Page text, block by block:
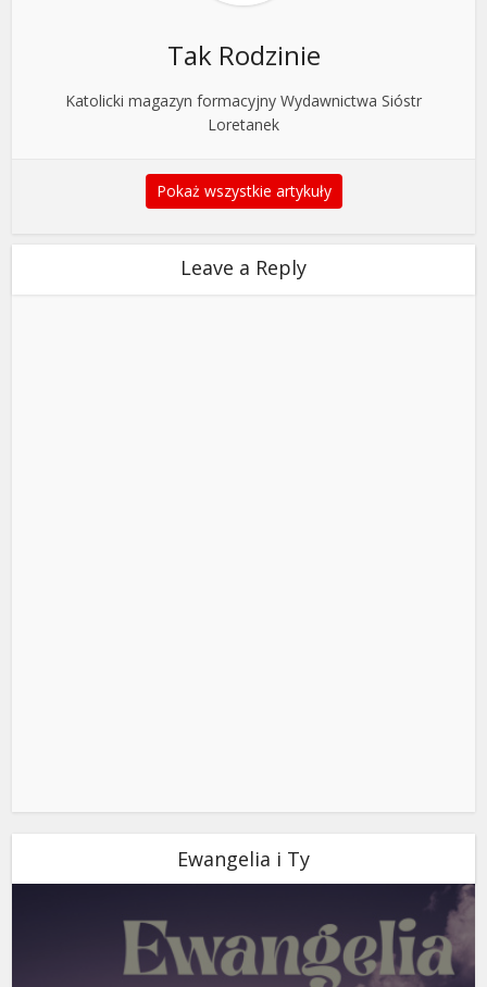
Tak Rodzinie
Katolicki magazyn formacyjny Wydawnictwa Sióstr
Loretanek
Pokaż wszystkie artykuły
Leave a Reply
Ewangelia i Ty